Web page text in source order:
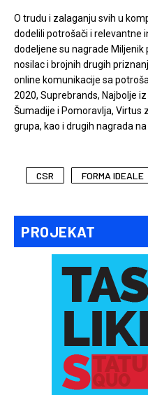
PROJEKAT
O trudu i zalaganju svih u
dodelili potrošači i relevantne
dodeljene su nagrade Miljenik
nosilac i brojnih drugih
online komunikacije sa
2020, Suprebrands, Najbolje
Šumadije i Pomoravlja, Virtus
grupa, kao i drugih nagrada
CSR FORMA IDEALE